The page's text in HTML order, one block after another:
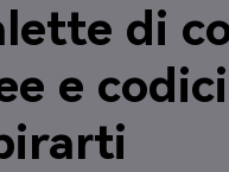
di
e